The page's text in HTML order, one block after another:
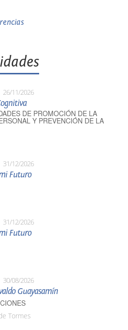
26/11/2026
DE PROMOCIÓN DE LA
Y PREVENCIÓN DE LA
31/12/2026
Futuro
31/12/2026
Futuro
30/08/2026
Guayasamín
Tormes